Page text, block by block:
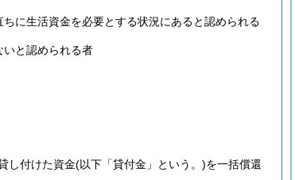
に生活資金を必要とする状況にあると認められる
いと認められる者
し付けた資金(以下「貸付金」という。)を一括償還